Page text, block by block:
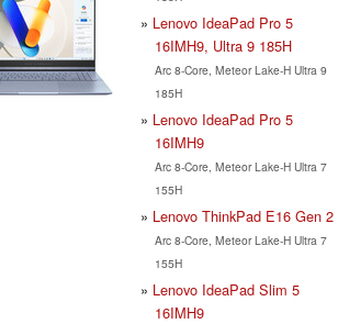
Lenovo IdeaPad Pro 5
16IMH9, Ultra 9 185H
Arc 8-Core, Meteor Lake-H Ultra 9
185H
Lenovo IdeaPad Pro 5
16IMH9
Arc 8-Core, Meteor Lake-H Ultra 7
155H
Lenovo ThinkPad E16 Gen 2
Arc 8-Core, Meteor Lake-H Ultra 7
155H
Lenovo IdeaPad Slim 5
16IMH9